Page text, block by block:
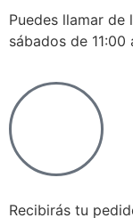
Puedes llamar de
sábados de 11:00
Recibirás tu